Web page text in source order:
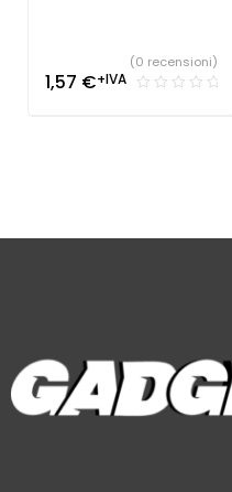
1,57 €+IVA
(0 recensioni)